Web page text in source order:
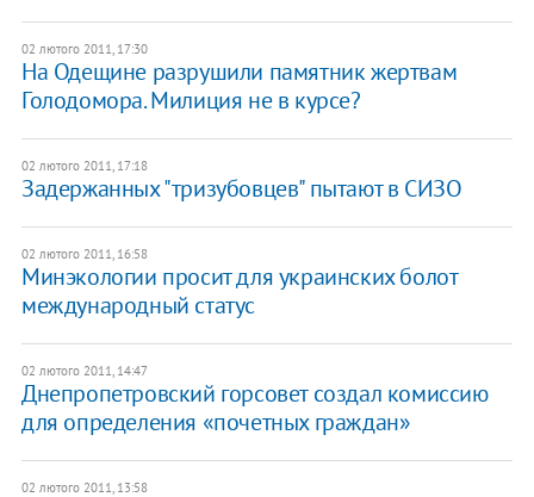
02 лютого 2011, 17:30
На Одещине разрушили памятник жертвам
Голодомора. Милиция не в курсе?
02 лютого 2011, 17:18
Задержанных "тризубовцев" пытают в СИЗО
02 лютого 2011, 16:58
Минэкологии просит для украинских болот
международный статус
02 лютого 2011, 14:47
Днепропетровский горсовет создал комиссию
для определения «почетных граждан»
02 лютого 2011, 13:58